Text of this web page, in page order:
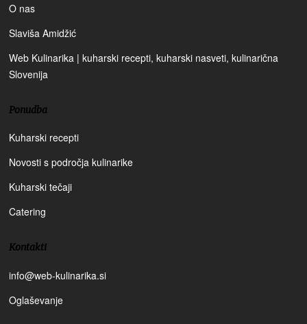
O nas
Slaviša Amidžić
Web Kulinarika | kuharski recepti, kuharski nasveti, kulinarična
Slovenija
Ponudba
Kuharski recepti
Novosti s področja kulinarike
Kuharski tečaji
Catering
Kontakti
info@web-kulinarika.si
Oglaševanje